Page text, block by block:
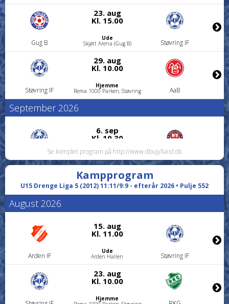
Gug B
23. aug
Kl. 15.00
Ude
Skjøtt Arena (Gug B) Støvring IF
Støvring IF
29. aug
Kl. 10.00
Hjemme
Rema 1000 Parken, Støvring AaB
September 2026
Støvring IF
6. sep
Kl. 10.30
Hjemme
Rema 1000 Parken, Støvring Nørresundby FB
Hjørring FK
13. sep
Kl. 12.00
Aalborg KFUM
19. sep
Kl. 11.30
Ude
Genoptræning Danmark Støvring IF
27. sep
Kl. 11.00
Se komplet program på http://www.dbujylland.dk
Kampprogram
U15 Drenge Liga 5 (2012) 11:11/9:9 - efterår 2026 • Pulje 552
August 2026
Arden IF
15. aug
Kl. 11.00
Ude
Arden Hallen Støvring IF
23. aug
Kl. 10.00
Hjemme